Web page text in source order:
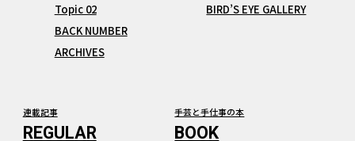
Topic 02
BACK NUMBER
ARCHIVES
BIRD’S EYE GALLERY
連載記事 手芸と手仕事の本